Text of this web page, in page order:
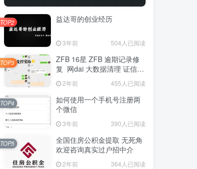
益达哥的创业经历
3年前 504人已阅读
TOP2
ZFB 16星 ZFB 逾期记录修
复 网dai 大数据清理 证信复
议 2年前 455人已阅读
TOP3
如何使用一个手机号注册两
个微信
3年前 390人已阅读
TOP4
全国住房公积金提取 无死角
欢迎咨询真实过户招中介
2年前 364人已阅读
TOP5